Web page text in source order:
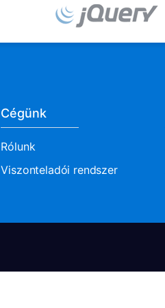
Cégünk
Rólunk
Viszonteladói rendszer